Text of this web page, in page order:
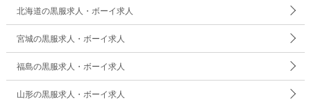
北海道の黒服求人・ボーイ求人
宮城の黒服求人・ボーイ求人
福島の黒服求人・ボーイ求人
山形の黒服求人・ボーイ求人